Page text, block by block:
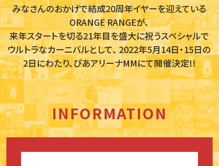
みなさんのおかげで結成20周年イヤーを迎えている
ORANGE RANGEが、
来年スタートを切る21年目を盛大に祝うスペシャルで
ウルトラなカーニバルとして、2022年5月14日・15日の
2日にわたり、ぴあアリーナMMにて開催決定!!
INFORMATION